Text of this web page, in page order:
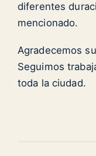
diferentes
mencionado.
Agradecemos
Seguimos
toda la ciudad.